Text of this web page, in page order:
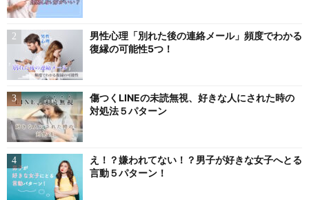
男性心理「別れた後の連絡メール」頻度でわかる
復縁の可能性5つ！
傷つくLINEの未読無視、好きな人にされた時の
対処法５パターン
え！？嫌われてない！？男子が好きな女子へとる
言動５パターン！